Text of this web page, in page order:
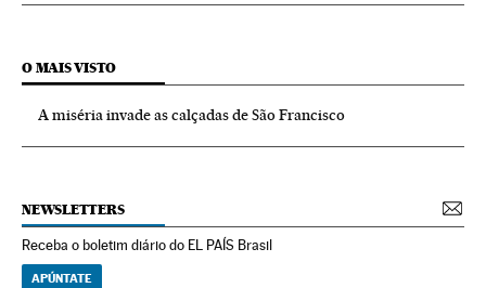
O MAIS VISTO
A miséria invade as calçadas de São Francisco
NEWSLETTERS
Receba o boletim diário do EL PAÍS Brasil
APÚNTATE